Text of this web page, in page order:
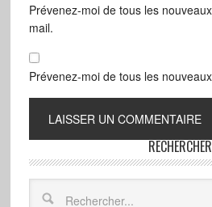
Prévenez-moi de tous les
mail.
Prévenez-moi de tous les
RECHERCHER